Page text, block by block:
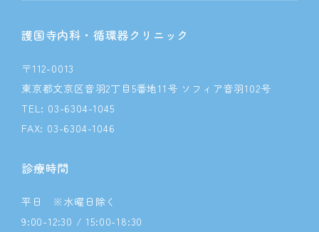
護国寺内科・循環器クリニック
〒112-0013
東京都文京区音羽2丁目5番地11号 ソフィア音羽102号
TEL: 03-6304-1045
FAX: 03-6304-1046
診療時間
平日 ※水曜日除く
9:00-12:30 / 15:00-18:30